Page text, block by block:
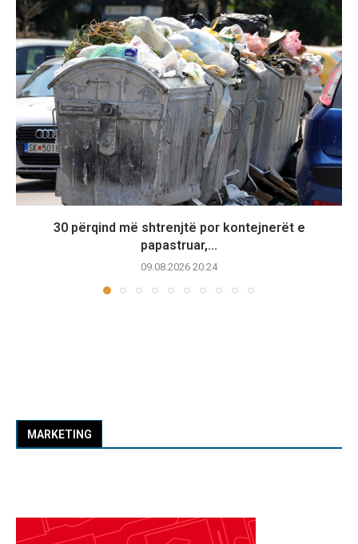
30 përqind më shtrenjtë por kontejnerët e
papastruar,...
09.08.2026 20:24
MARKETING